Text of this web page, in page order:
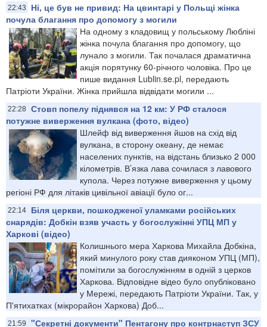
22:43
Ні, це був не привид: На цвинтарі у Польщі жінка
почула благання про допомогу з могили
На одному з кладовищ у польському Любліні
жінка почула благання про допомогу, що
лунало з могили. Так почалася драматична
акція порятунку 60-річного чоловіка. Про це
пише видання Lublin.se.pl, передають
Патріоти України. Жінка прийшла відвідати могили ...
22:28 Стовп попелу піднявся на 12 км: У РФ сталося
потужне виверження вулкана (фото, відео)
Шлейф від виверження йшов на схід від
вулкана, в сторону океану, де немає
населених пунктів, на відстань близько 2 000
кілометрів. В’язка лава сочилася з лавового
купола. Через потужне виверження у цьому
регіоні РФ для літаків цивільної авіації було ог...
22:14
Біля церкви, пошкодженої уламками російських
снарядів: Добкін взяв участь у богослужінні УПЦ МП у
Харкові (відео)
Колишнього мера Харкова Михайла Добкіна,
який минулого року став дияконом УПЦ (МП),
помітили за богослужінням в одній з церков
Харкова. Відповідне відео було опубліковано
у Мережі, передають Патріоти України. Так, у
П'ятихатках (мікрорайон Харкова) Доб...
21:59
"Секретні документи" Пентагону про контрнаступ ЗСУ